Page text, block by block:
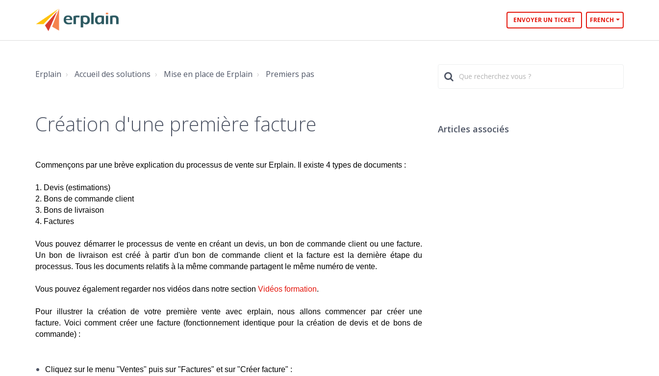
ENVOYER UN TICKET FRENCH
Erplain Accueil des solutions Mise en place de Erplain Premiers pas
Création d'une première facture
Commençons par une brève explication du processus de vente sur Erplain. Il existe 4 types de documents :
1. Devis (estimations)
2. Bons de commande client
3. Bons de livraison
4. Factures
Vous pouvez démarrer le processus de vente en créant un devis, un bon de commande client ou une facture.
Un bon de livraison est créé à partir d'un bon de commande client et la facture est la dernière étape du
processus. Tous les documents relatifs à la même commande partagent le même numéro de vente.
Vous pouvez également regarder nos vidéos dans notre section Vidéos formation.
Pour illustrer la création de votre première vente avec erplain, nous allons commencer par créer une
facture. Voici comment créer une facture (fonctionnement identique pour la création de devis et de bons de
commande) :
Cliquez sur le menu "Ventes" puis sur "Factures" et sur "Créer facture" :
Articles associés